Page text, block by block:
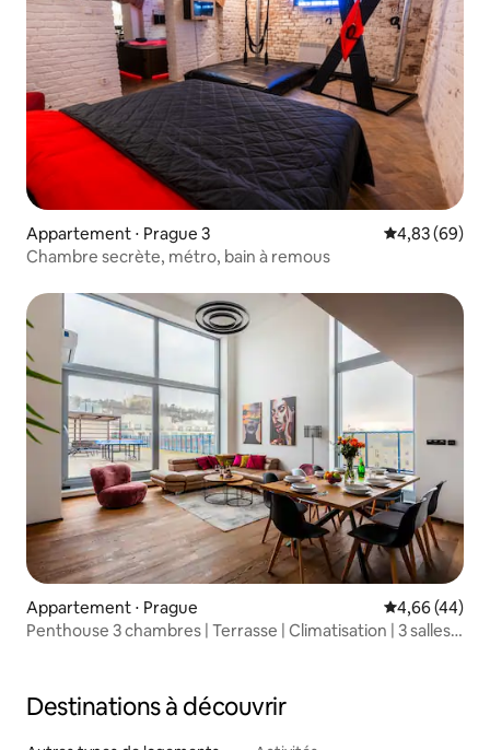
Appartement ⋅ Prague 3 Évaluation
4,83 (69)
Chambre secrète, métro, bain à remous
Appartement ⋅ Prague Évaluation
4,66 (44)
Penthouse 3 chambres | Terrasse | Climatisation | 3 salles
Destinations à découvrir